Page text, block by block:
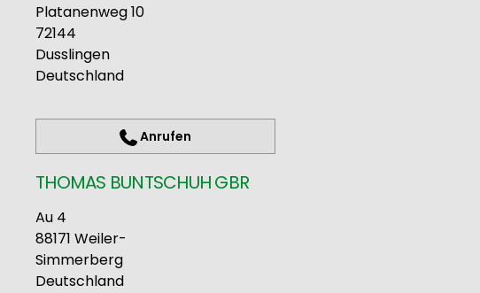
Platanenweg 10
72144
Dusslingen
Deutschland
Anrufen
THOMAS BUNTSCHUH GBR
Au 4
88171 Weiler-
Simmerberg
Deutschland